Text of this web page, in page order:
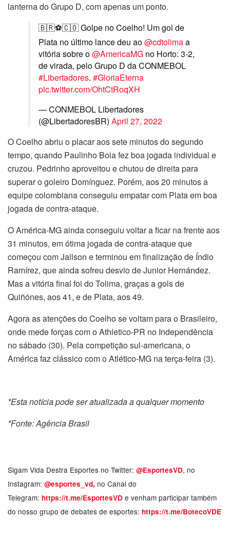
lanterna do Grupo D, com apenas um ponto.
🇧🇷⚽🇨🇴 Golpe no Coelho! Um gol de
Plata no último lance deu ao@cdtolimaa
vitória sobre o@AmericaMG no Horto: 3-2,
de virada, pelo Grupo D da CONMEBOL
#Libertadores. #GloriaEterna
pic.twitter.com/OhtCtRoqXH
— CONMEBOL Libertadores
(@LibertadoresBR) April 27, 2022
O Coelho abriu o placar aos sete minutos do segundo
tempo, quando Paulinho Boia fez boa jogada individual e
cruzou. Pedrinho aproveitou e chutou de direita para
superar o goleiro Domínguez. Porém, aos 20 minutos a
equipe colombiana conseguiu empatar com Plata em boa
jogada de contra-ataque.
O América-MG ainda conseguiu voltar a ficar na frente aos
31 minutos, em ótima jogada de contra-ataque que
começou com Jailson e terminou em finalização de Índio
Ramírez, que ainda sofreu desvio de Junior Hernández.
Mas a vitória final foi do Tolima, graças a gols de
Quiñónes, aos 41, e de Plata, aos 49.
Agora as atenções do Coelho se voltam para o Brasileiro,
onde mede forças com o Athletico-PR no Independência
no sábado (30). Pela competição sul-americana, o
América faz clássico com o Atlético-MG na terça-feira (3).
*Esta notícia pode ser atualizada a qualquer momento
*Fonte: Agência Brasil
Sigam Vida Destra Esportes no Twitter: @EsportesVD, no
Instagram: @esportes_vd, no Canal do
Telegram: https://t.me/EsportesVD e venham participar também
do nosso grupo de debates de esportes: https://t.me/BotecoVDE